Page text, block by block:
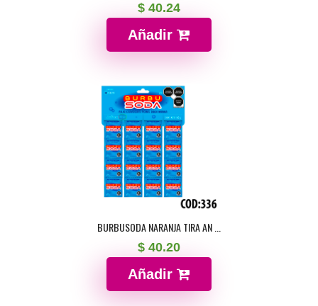
$ 40.24
Añadir
BURBUSODA NARANJA TIRA AN ...
$ 40.20
Añadir